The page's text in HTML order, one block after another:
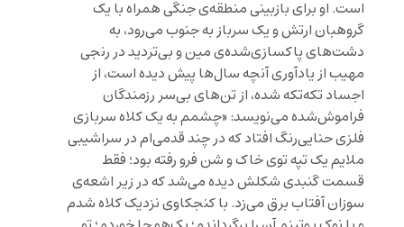
است. او برای بازبینی منطقه‌ی جنگی همراه با یک
گروهبان ارتش و یک سرباز به جنوب می‌رود، به
دشت‌های پاکسازی‌شده‌ی مین و بی‌تردید در رنجی
مهیب از یادآوری آنچه سال‌ها پیش دیده است، از
اجساد تکه‌تکه شده، از تن‌های بی‌سر رزمندگان
فراموش‌شده می‌نویسد: «چشمم به یک کلاه سربازی
فلزی حنایی‌رنگ افتاد که در چند قدمی‌ام در سراشیبی
ملایم یک تپه توی خاک و شن فرو رفته بود؛ فقط
قسمت گنبدی شکلش دیده می‌شد که در زیر اشعه‌ی
سوزان آفتاب برق می‌زد. با کنجکاوی نزدیک کلاه شدم